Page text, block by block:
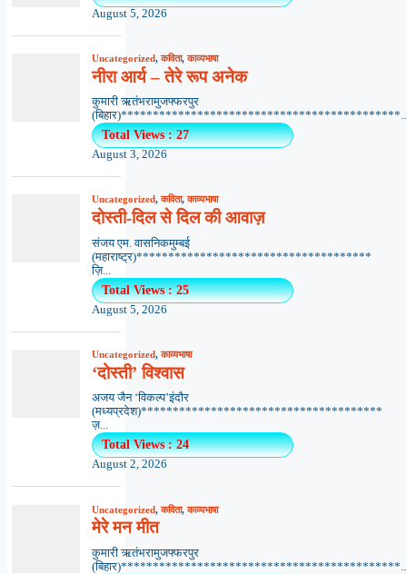
August 5, 2026
Uncategorized,कविता,काव्यभाषा
नीरा आर्य – तेरे रूप अनेक
कुमारी ऋतंभरामुजफ्फरपुर
Total Views : 27
August 3, 2026
Uncategorized,कविता,काव्यभाषा
दोस्ती-दिल से दिल की आवाज़
संजय एम. वासनिकमुम्बई
(महाराष्ट्र)*************************************
ज़ि...
Total Views : 25
August 5, 2026
Uncategorized,काव्यभाषा
‘दोस्ती’ विश्वास
अजय जैन ‘विकल्प’इंदौर
(मध्यप्रदेश)**************************************
ज़...
Total Views : 24
August 2, 2026
Uncategorized,कविता,काव्यभाषा
मेरे मन मीत
कुमारी ऋतंभरामुजफ्फरपुर